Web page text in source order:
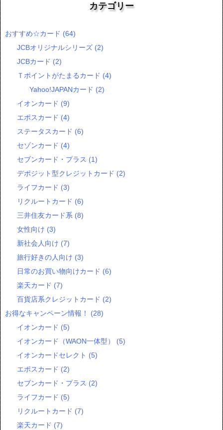
カテゴリー
おすすめ☆カード (64)
JCBオリジナルシリーズ (2)
JCBカード (2)
Ｔポイントがたまるカード (4)
Yahoo!JAPANカード (2)
イオンカード (9)
エポスカード (4)
ステータスカード (6)
セゾンカード (4)
セブンカード・プラス (1)
デポジット型クレジットカード (2)
ライフカード (3)
リクルートカード (6)
三井住友カード系 (8)
女性向け (3)
新社会人向け (7)
旅行好きの人向け (3)
日常のお買い物向けカード (6)
楽天カード (7)
百貨店系クレジットカード (2)
お得なキャンペーン情報！ (28)
イオンカード (5)
イオンカード（WAON一体型） (5)
イオンカードセレクト (5)
エポスカード (2)
セブンカード・プラス (2)
ライフカード (5)
リクルートカード (7)
楽天カード (7)